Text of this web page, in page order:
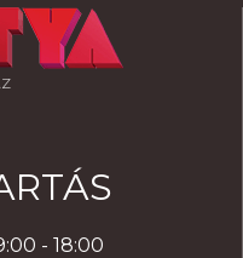
- 18:00